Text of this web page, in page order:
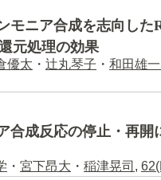
モニア合成を志向した
元処理の効果
優太 ・ 辻丸琴子 ・ 和田雄
合成反応の停止・再開
・ 宮下昂大 ・ 稲津晃司 ,